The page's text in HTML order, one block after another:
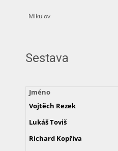
Mikulov
Sestava
Jméno
Vojtěch Rezek
LukášToviš
Richard Kopřiva